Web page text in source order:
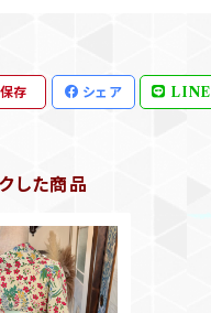
保存 シェア LINE
した商品